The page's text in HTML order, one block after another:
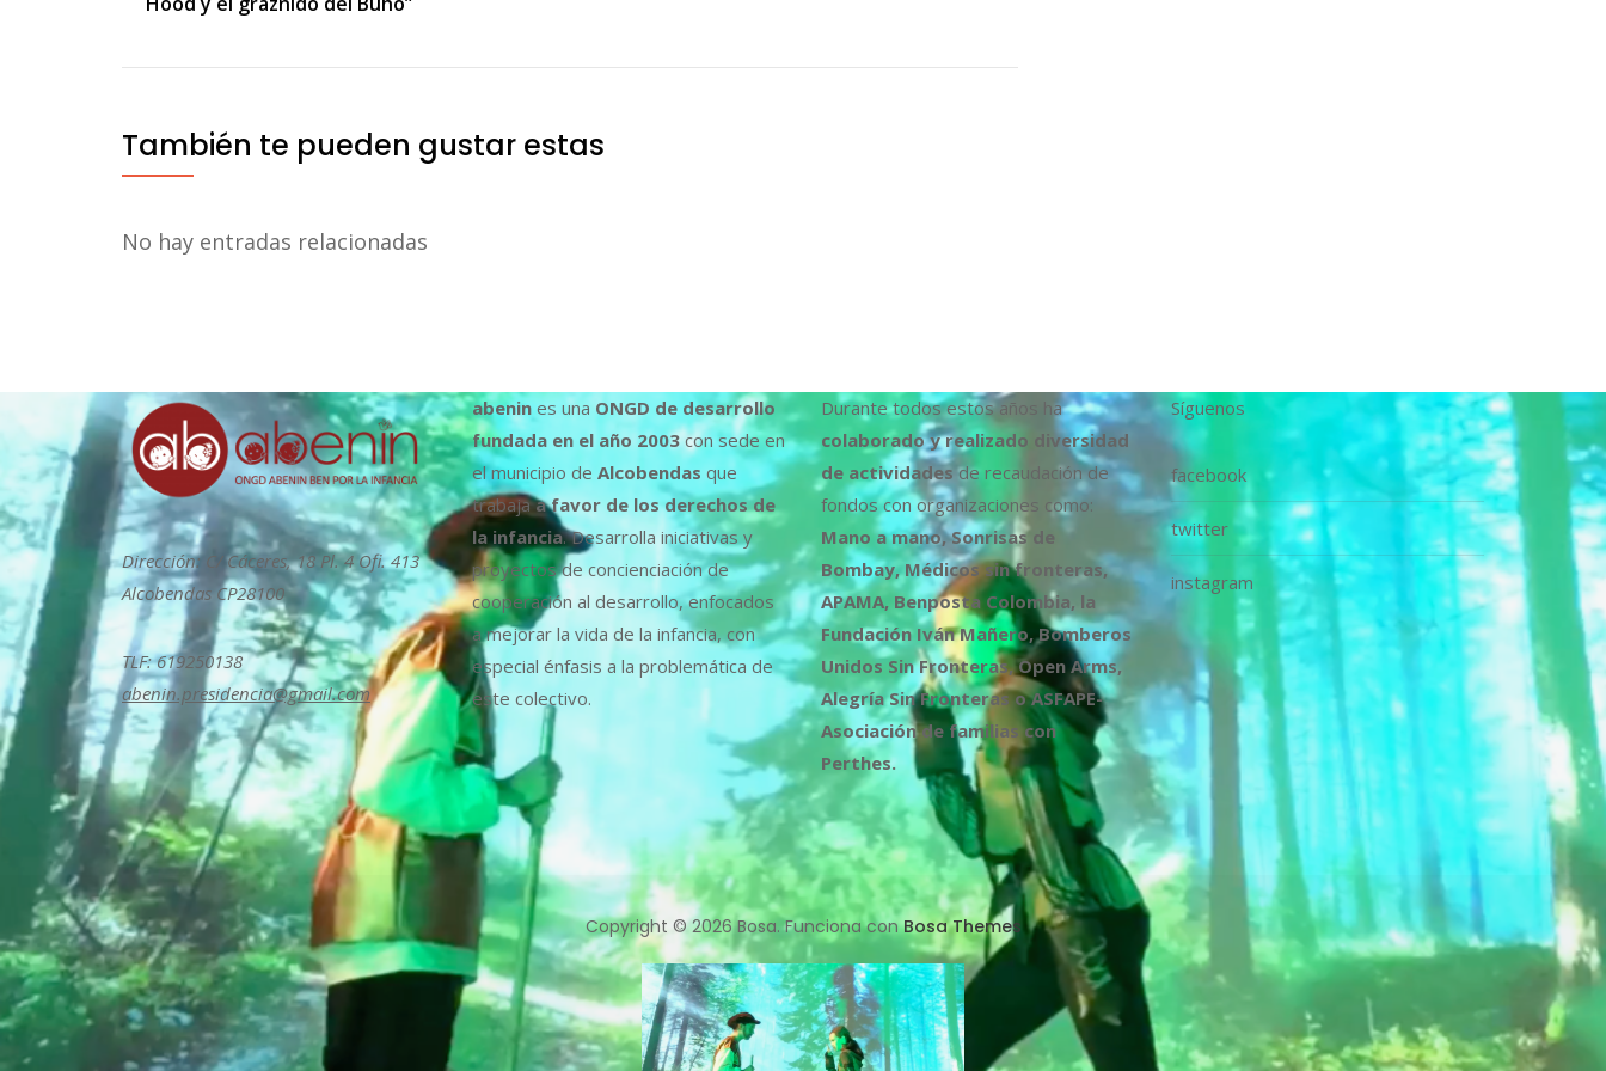
de
También te pueden gustar estas
No hay entradas relacionadas
Dirección: C/ Cáceres, 18 Pl. 4 Ofi. 413
Alcobendas CP28100
TLF: 619250138
abenin.presidencia@gmail.com
abenines una ONGD de desarrollo
fundada en el año 2003con sede en
el municipio de Alcobendas que
trabajaa favor de los derechos de
la infancia. Desarrolla iniciativas y
proyectos de concienciación de
cooperación al desarrollo, enfocados
a mejorar la vida de la infancia, con
especial énfasis a la problemática de
este colectivo.
Durante todos estos años ha
colaborado y realizado diversidad
de actividades de recaudación de
fondos con organizaciones como:
Mano a mano, Sonrisas de
Bombay, Médicos sin fronteras,
APAMA, Benposta Colombia, la
Fundación Iván Mañero, Bomberos
Unidos Sin Fronteras, Open Arms,
Alegría Sin Fronteras o ASFAPE-
Asociación de familias con
Perthes.
Síguenos
facebook
twitter
instagram
Copyright © 2026 Bosa. Funciona conBosa Themes